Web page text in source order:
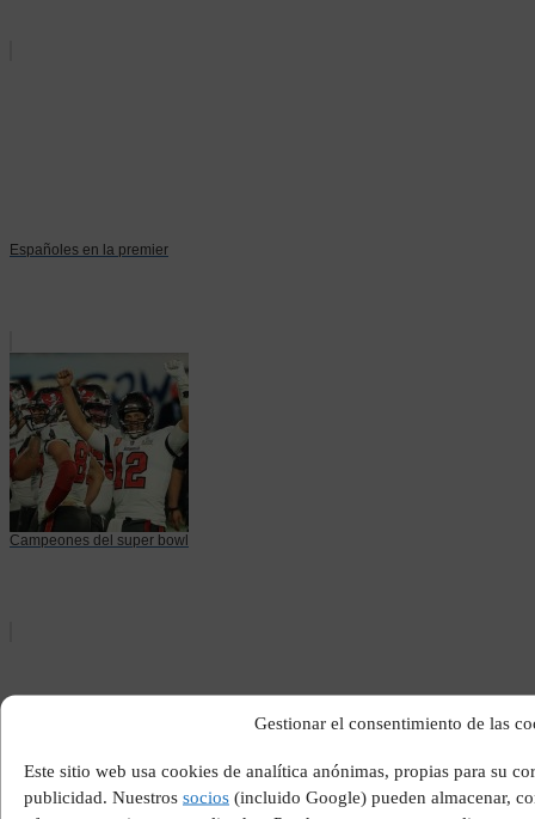
Gestionar el consentimiento de las
Este sitio web usa cookies de analítica anónimas, propias para su
publicidad. Nuestros socios (incluido Google) pueden almacenar,
Españoles en la premier
Campeones del super bowl